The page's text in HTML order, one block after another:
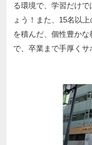
る環境で、学習だけ
ょう！また、15名以
を積んだ、個性豊か
で、卒業まで手厚くサ